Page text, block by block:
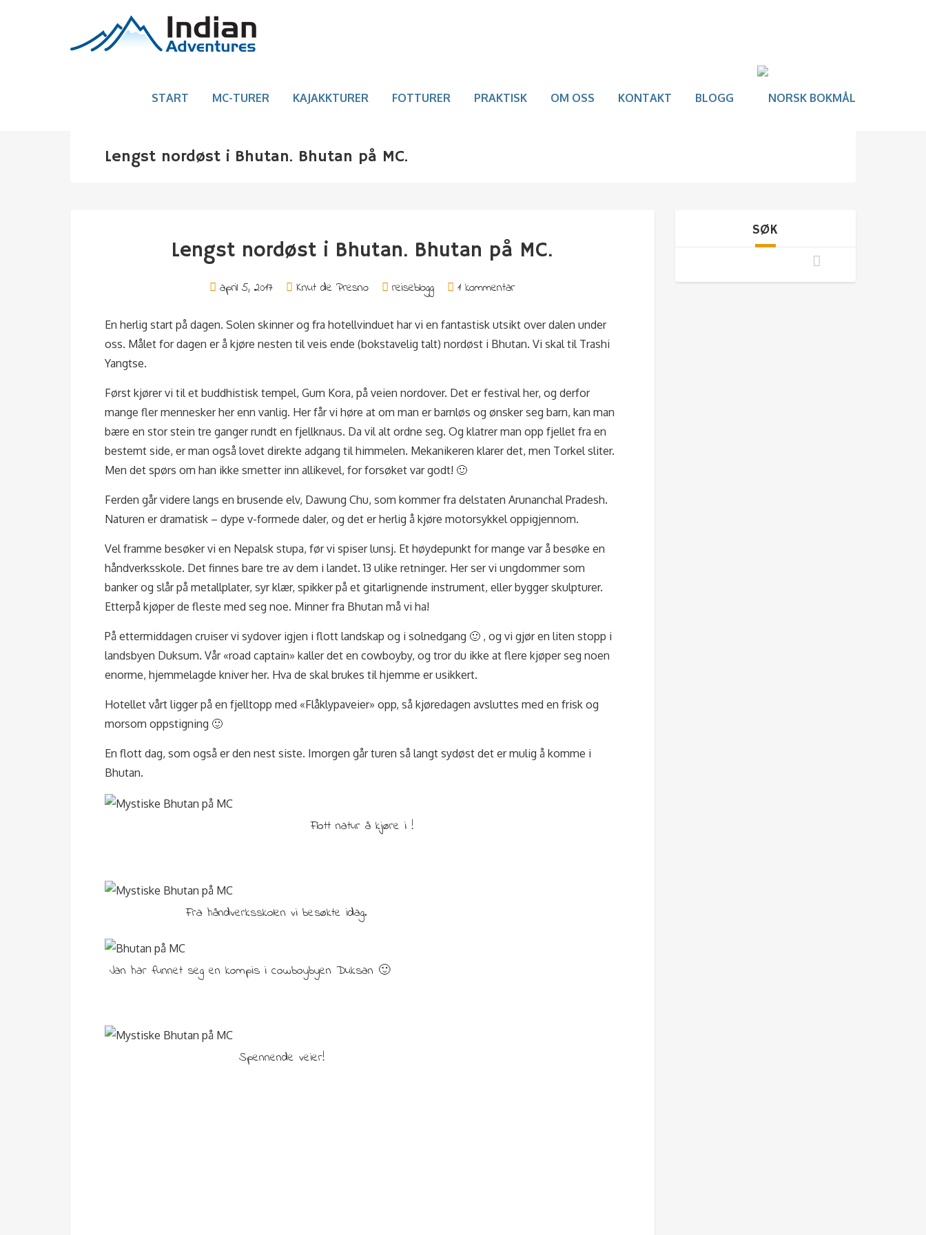
START MC-TURER KAJAKKTURER FOTTURER PRAKTISK OM OSS KONTAKT BLOGG
Lengst nordøst i Bhutan. Bhutan på MC.
Lengst nordøst i Bhutan. Bhutan på MC.
april 5, 2017 Knut de Presno reiseblogg 1 kommentar
En herlig start på dagen. Solen skinner og fra hotellvinduet har vi en fantastisk utsikt over dalen under
oss. Målet for dagen er å kjøre nesten til veis ende (bokstavelig talt) nordøst i Bhutan. Vi skal til Trashi
Yangtse.
Først kjører vi til et buddhistisk tempel, Gum Kora, på veien nordover. Det er festival her, og derfor
mange fler mennesker her enn vanlig. Her får vi høre at om man er barnløs og ønsker seg barn, kan man
bære en stor stein tre ganger rundt en fjellknaus. Da vil alt ordne seg. Og klatrer man opp fjellet fra en
bestemt side, er man også lovet direkte adgang til himmelen. Mekanikeren klarer det, men Torkel sliter.
Men det spørs om han ikke smetter inn allikevel, for forsøket var godt! 🙂
Ferden går videre langs en brusende elv, Dawung Chu, som kommer fra delstaten Arunanchal Pradesh.
Naturen er dramatisk – dype v-formede daler, og det er herlig å kjøre motorsykkel oppigjennom.
Vel framme besøker vi en Nepalsk stupa, før vi spiser lunsj. Et høydepunkt for mange var å besøke en
håndverksskole. Det finnes bare tre av dem i landet. 13 ulike retninger. Her ser vi ungdommer som
banker og slår på metallplater, syr klær, spikker på et gitarlignende instrument, eller bygger skulpturer.
Etterpå kjøper de fleste med seg noe. Minner fra Bhutan må vi ha!
På ettermiddagen cruiser vi sydover igjen i flott landskap og i solnedgang 🙂 , og vi gjør en liten stopp i
landsbyen Duksum. Vår «road captain» kaller det en cowboyby, og tror du ikke at flere kjøper seg noen
enorme, hjemmelagde kniver her. Hva de skal brukes til hjemme er usikkert.
Hotellet vårt ligger på en fjelltopp med «Flåklypaveier» opp, så kjøredagen avsluttes med en frisk og
morsom oppstigning 🙂
En flott dag, som også er den nest siste. Imorgen går turen så langt sydøst det er mulig å komme i
Bhutan.
Flott natur å kjøre i !
Fra håndverksskolen vi besøkte idag.
Jan har funnet seg en kompis i cowboybyen Duksan 🙂
Spennende veier!
SØK